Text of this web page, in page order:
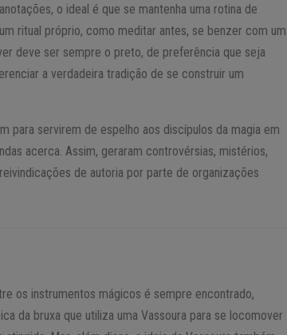
o ideal é que se mantenha uma rotina de
ritual próprio, como meditar antes, se benzer com um
deve ser sempre o preto, de preferência que seja
a verdadeira tradição de se construir um
para servirem de espelho aos discípulos da magia em
acerca. Assim, geraram controvérsias, mistérios,
de autoria por parte de organizações
os instrumentos mágicos é sempre encontrado,
da bruxa que utiliza uma Vassoura para se locomover